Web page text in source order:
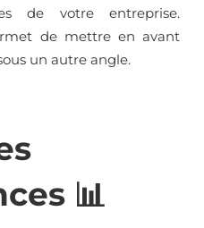
de votre entreprise.
de mettre en avant
un autre angle.
📊